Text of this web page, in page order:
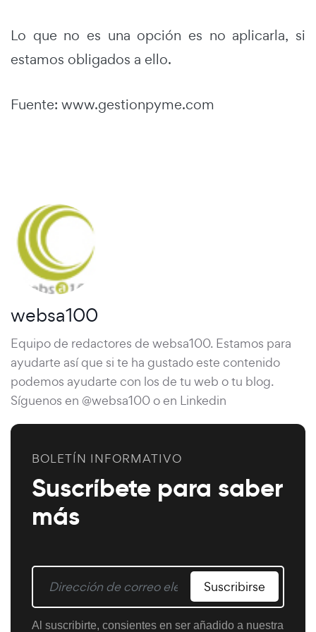
Lo que no es una opción es no aplicarla, si
estamos obligados a ello.
Fuente: www.gestionpyme.com
websa100
Equipo de redactores de websa100. Estamos para
ayudarte así que si te ha gustado este contenido
podemos ayudarte con los de tu web o tu blog.
Síguenos en @websa100 o en Linkedin
BOLETÍN INFORMATIVO
Suscríbete para saber
más
Suscribirse
Al suscribirte, consientes en ser añadido a nuestra